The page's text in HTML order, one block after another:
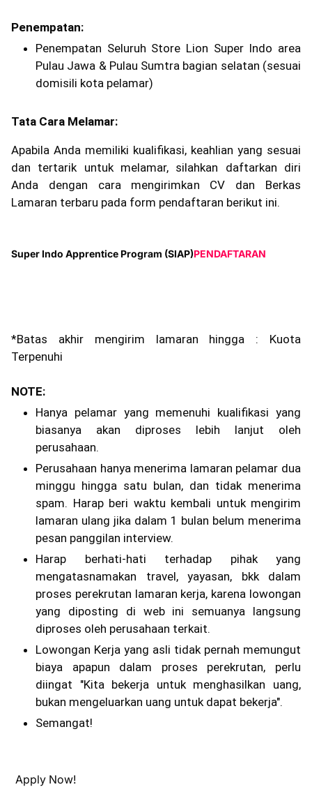
Penempatan:
Penempatan Seluruh Store Lion Super Indo area
Pulau Jawa & Pulau Sumtra bagian selatan (sesuai
domisili kota pelamar)
Tata Cara Melamar:
Apabila Anda memiliki kualifikasi, keahlian yang sesuai
dan tertarik untuk melamar, silahkan daftarkan diri
Anda dengan cara mengirimkan CV dan Berkas
Lamaran terbaru pada form pendaftaran berikut ini.
Super Indo Apprentice Program (SIAP)PENDAFTARAN
*Batas akhir mengirim lamaran hingga : Kuota
Terpenuhi
NOTE:
Hanya pelamar yang memenuhi kualifikasi yang
biasanya akan diproses lebih lanjut oleh
perusahaan.
Perusahaan hanya menerima lamaran pelamar dua
minggu hingga satu bulan, dan tidak menerima
spam. Harap beri waktu kembali untuk mengirim
lamaran ulang jika dalam 1 bulan belum menerima
pesan panggilan interview.
Harap berhati-hati terhadap pihak yang
mengatasnamakan travel, yayasan, bkk dalam
proses perekrutan lamaran kerja, karena lowongan
yang diposting di web ini semuanya langsung
diproses oleh perusahaan terkait.
Lowongan Kerja yang asli tidak pernah memungut
biaya apapun dalam proses perekrutan, perlu
diingat "Kita bekerja untuk menghasilkan uang,
bukan mengeluarkan uang untuk dapat bekerja".
Semangat!
Apply Now!